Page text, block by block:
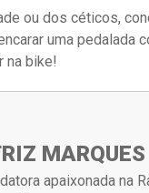
ou dos céticos,
uma
na bike!
MARQUES
apaixonada na